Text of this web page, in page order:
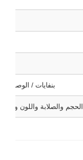
بنفايات / الوصول
الحجم والصلابة واللون